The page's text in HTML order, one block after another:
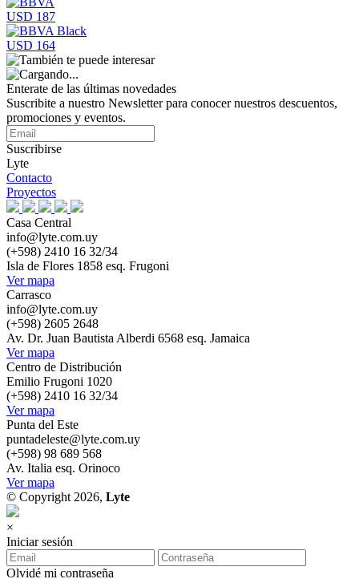
USD 187
USD 164
Enterate de las últimas novedades
Suscribite a nuestro Newsletter para conocer nuestros descuentos,
promociones y eventos.
Suscribirse
Lyte
Contacto
Proyectos
Casa Central
info@lyte.com.uy
(+598) 2410 16 32/34
Isla de Flores 1858 esq. Frugoni
Ver mapa
Carrasco
info@lyte.com.uy
(+598) 2605 2648
Av. Dr. Juan Bautista Alberdi 6568 esq. Jamaica
Ver mapa
Centro de Distribución
Emilio Frugoni 1020
(+598) 2410 16 32/34
Ver mapa
Punta del Este
puntadeleste@lyte.com.uy
(+598) 98 689 568
Av. Italia esq. Orinoco
Ver mapa
© Copyright 2026, Lyte
×
Iniciar sesión
Olvidé mi contraseña